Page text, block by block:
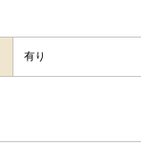
有り